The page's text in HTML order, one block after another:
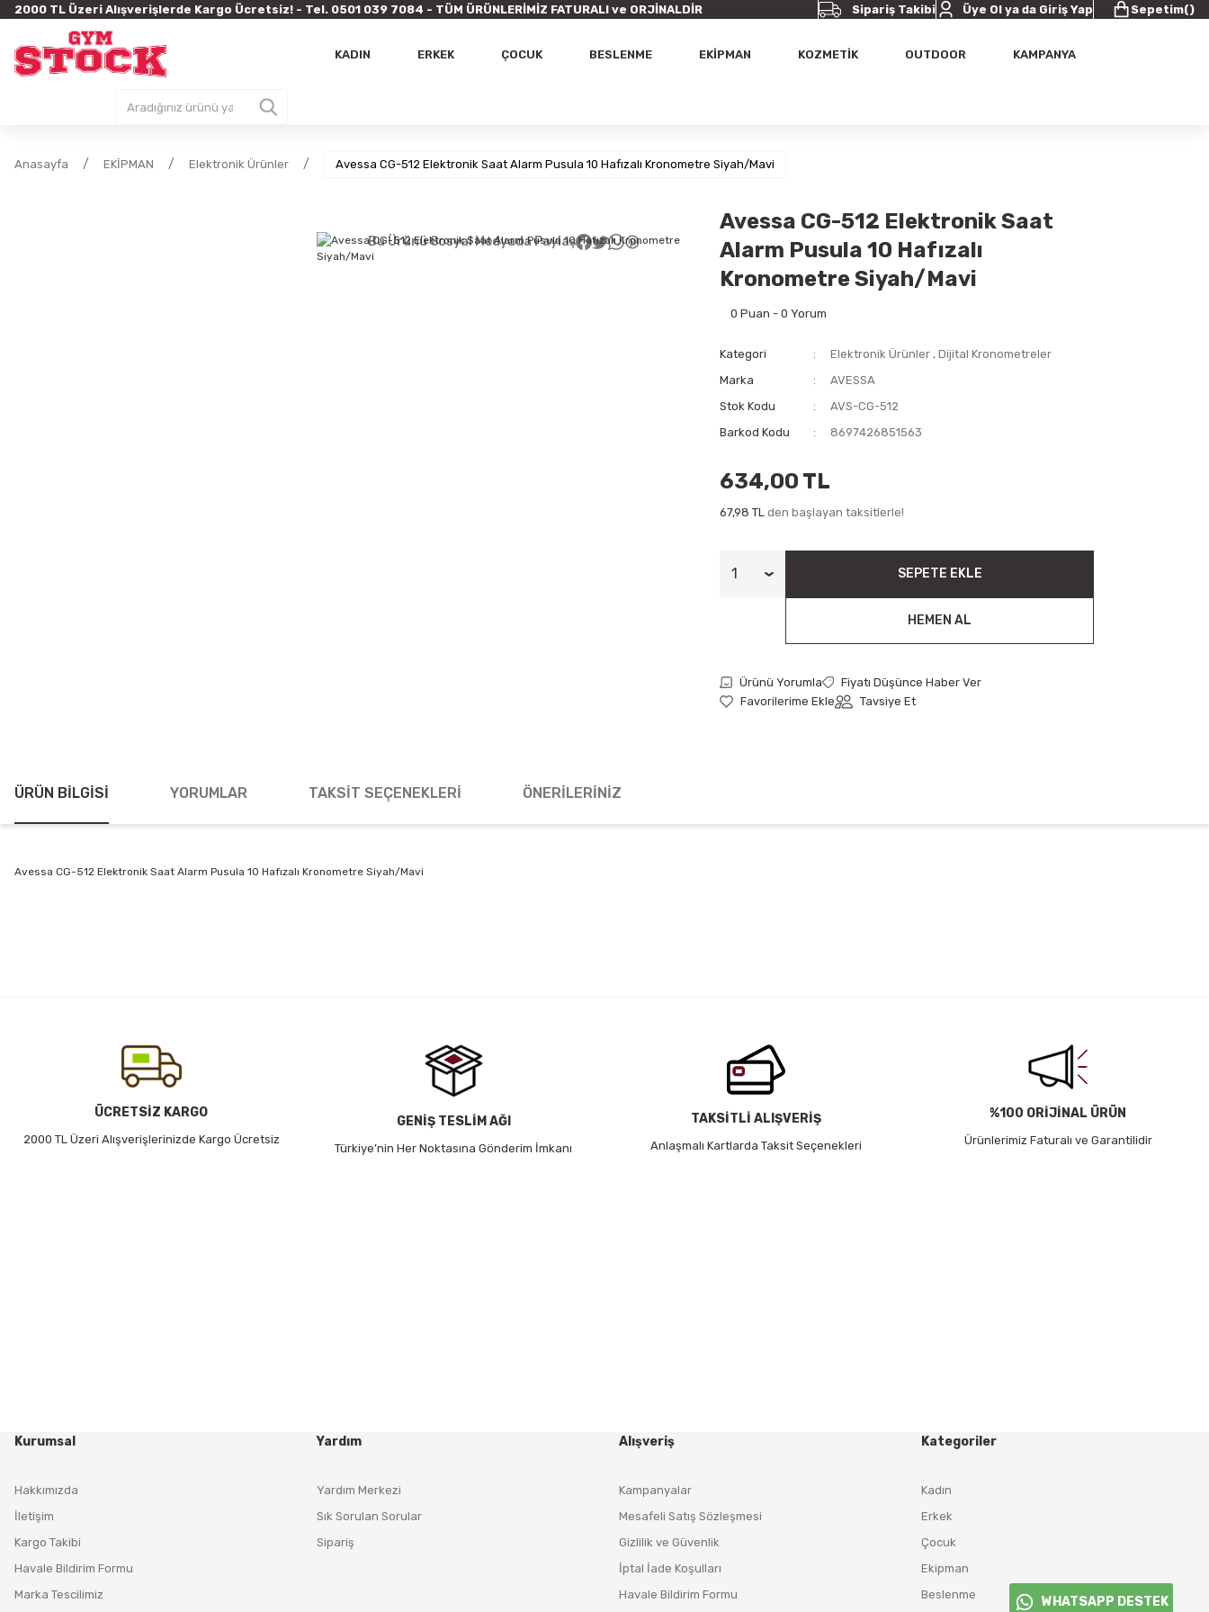
2000 TL Üzeri Alışverişlerde Kargo Ücretsiz! - Tel. 0501 039 7084 - TÜM ÜRÜNLERİMİZ FATURALI ve ORJİNALDİR Sipariş Takibi Üye Ol ya da Giriş Yap Sepetim()
KADIN ERKEK ÇOCUK BESLENME EKİPMAN KOZMETİK OUTDOOR KAMPANYA
Anasayfa EKİPMAN Elektronik Ürünler Avessa CG-512 Elektronik Saat Alarm Pusula 10 Hafızalı Kronometre Siyah/Mavi
Bu Ürünü Sosyal Medyada Paylaş
Avessa CG-512 Elektronik Saat
Alarm Pusula 10 Hafızalı
Kronometre Siyah/Mavi
0 Puan - 0 Yorum
Kategori Elektronik Ürünler , Dijital Kronometreler
Marka
AVESSA
Stok Kodu
AVS-CG-512
Barkod Kodu
8697426851563
634,00 TL
67,98 TL den başlayan taksitlerle!
SEPETE EKLE
HEMEN AL
Ürünü Yorumla
Fiyatı Düşünce Haber Ver
Tavsiye Et
ÜRÜN BILGISI YORUMLAR TAKSIT SEÇENEKLERI ÖNERILERINIZ
Avessa CG-512 Elektronik Saat Alarm Pusula 10 Hafızalı Kronometre Siyah/Mavi
Ürün bilgilerinde hatalar bulunuyor.
Ürün fiyatı diğer sitelerden daha pahalı.
Bu ürüne benzer farklı alternatifler olmalı.
ÜCRETSİZ KARGO
2000 TL Üzeri Alışverişlerinizde Kargo Ücretsiz
GENİŞ TESLİM AĞI
Türkiye’nin Her Noktasına Gönderim İmkanı
TAKSİTLİ ALIŞVERİŞ
Anlaşmalı Kartlarda Taksit Seçenekleri
%100 ORİJİNAL ÜRÜN
Ürünlerimiz Faturalı ve Garantilidir
Kurumsal
Hakkımızda
İletişim
Kargo Takibi
Havale Bildirim Formu
Marka Tescilimiz
Yardım
Yardım Merkezi
Sık Sorulan Sorular
Sipariş
Alışveriş
Kampanyalar
Mesafeli Satış Sözleşmesi
Gizlilik ve Güvenlik
İptal İade Koşulları
Havale Bildirim Formu
Kategoriler
Kadın
Erkek
Çocuk
Ekipman
Beslenme
WHATSAPP DESTEK